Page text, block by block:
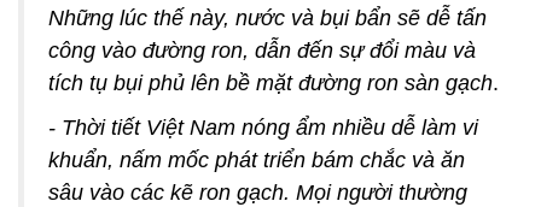
Những lúc thế này, nước và bụi bẩn sẽ dễ tấn
công vào đường ron, dẫn đến sự đổi màu và
tích tụ bụi phủ lên bề mặt đường ron sàn gạch.
- Thời tiết Việt Nam nóng ẩm nhiều dễ làm vi
khuẩn, nấm mốc phát triển bám chắc và ăn
sâu vào các kẽ ron gạch. Mọi người thường